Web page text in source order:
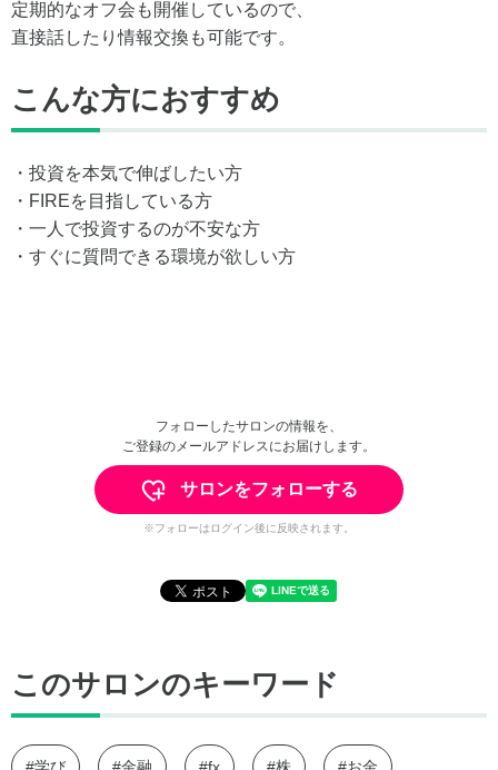
定期的なオフ会も開催しているので、
直接話したり情報交換も可能です。
こんな方におすすめ
・投資を本気で伸ばしたい方
・FIREを目指している方
・一人で投資するのが不安な方
・すぐに質問できる環境が欲しい方
フォローしたサロンの情報を、
ご登録のメールアドレスにお届けします。
サロンをフォローする
※フォローはログイン後に反映されます。
このサロンのキーワード